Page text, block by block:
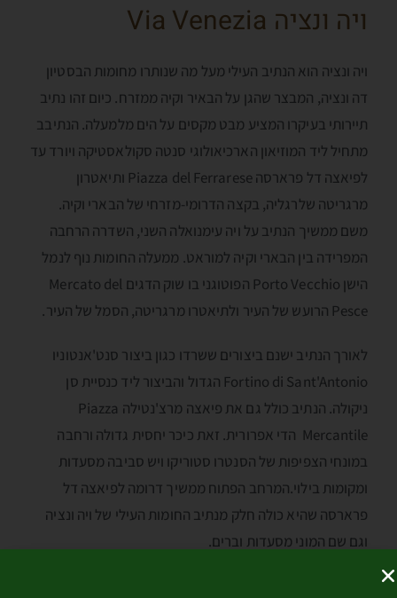
ויה ונציה Via Venezia
ויה ונציה הוא הנתיב העילי מעל מה שנותרו מחומות הבסטיון
דה ונציה, המבצר שהגן על הבאיר וקיה ממזרח. כיום זהו נתיב
תיירותי בעיקרו המציע מבט מקסים על הים מלמעלה. הנתיבב
מתחיל ליד המוזיאון הארכיאולוגי סנטה סקולאסטיקה ויורד עד
לפיאצה דל פרארסה Piazza del Ferrarese ותיאטרון
מרגריטה שלרגליה, בקצה הדרומי-מזרחי של הבארי וקיה.
משם ממשיך הנתיב על ויה עימנואלה השני, השדרה הרחבה
המפרידה בין הבארי וקיה למוראט. ממעלה החומות נוף לנמל
הישן Porto Vecchio הפוטוגני בו שוק הדגים Mercato del
Pesce הרועש של העיר ולתיאטרו מרגריטה, הסמל של העיר.
לאורך הנתיב ישנם ביצורים ששרדו כגון ביצור סנט'אנטוניו
Fortino di Sant'Antonio הגדול והביצור ליד כנסיית סן
ניקולה. הנתיב כולל גם את פיאצה מרצ'נטילה Piazza
Mercantile הדי אפרורית. זאת כיכר יחסית גדולה ורחבה
במונחי הצפיפות של הסנטרו סטוריקו ויש סביבה מסעדות
ומקומות בילוי.המרחב הפתוח ממשיך דרומה לפיאצה דל
פרארסה שהיא כולה חלק מנתיב החומות העילי של ויה ונציה
וגם שם המוני מסעדות וברים.